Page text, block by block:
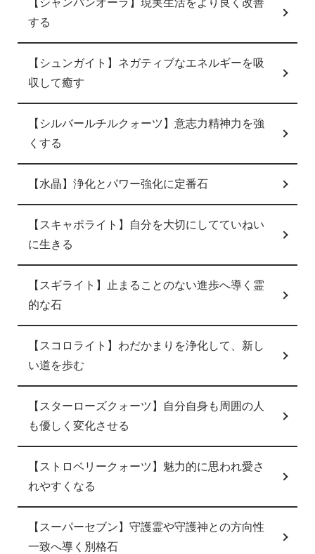
【シャンパンオーラ】現実生活をより良く改善
する
【シュンガイト】ネガティブなエネルギーを吸
収して癒す
【シルバールチルクォーツ】意志力精神力を強
くする
【水晶】浄化とパワー強化に定番石
【スキャポライト】自分を大切にしてていねい
に生きる
【スギライト】止まることのない進歩へ導く霊
的な石
【スコロライト】わだかまりを浄化して、新し
い道を歩む
【スターローズクォーツ】自分自身も周囲の人
も優しく変化させる
【ストロベリークォーツ】魅力的に思われ愛さ
れやすくなる
【スーパーセブン】守護霊や守護神との方向性
一致へ導く別格石